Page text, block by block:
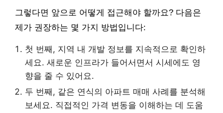
그렇다면 앞으로 어떻게 접근해야 할까요? 다음은
제가 권장하는 몇 가지 방법입니다:
첫 번째, 지역 내 개발 정보를 지속적으로 확인하
세요. 새로운 인프라가 들어서면서 시세에도 영
향을 줄 수 있어요.
두 번째, 같은 연식의 아파트 매매 사례를 분석해
보세요. 직접적인 가격 변동을 이해하는 데 도움